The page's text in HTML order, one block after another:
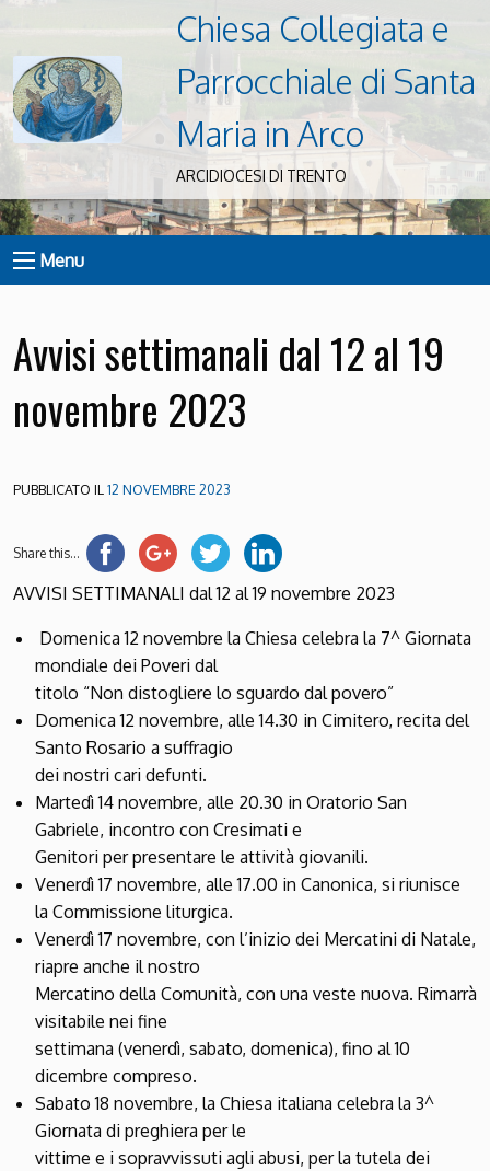
Chiesa Collegiata e
Parrocchiale di Santa
Maria in Arco
ARCIDIOCESI DI TRENTO
Menu
Avvisi settimanali dal 12 al 19
novembre 2023
PUBBLICATO IL12 NOVEMBRE 2023
Share this...
AVVISI SETTIMANALI dal 12 al 19 novembre 2023
Domenica 12 novembre la Chiesa celebra la 7^ Giornata
mondiale dei Poveri dal
titolo “Non distogliere lo sguardo dal povero”
Domenica 12 novembre, alle 14.30 in Cimitero, recita del
Santo Rosario a suffragio
dei nostri cari defunti.
Martedì 14 novembre, alle 20.30 in Oratorio San
Gabriele, incontro con Cresimati e
Genitori per presentare le attività giovanili.
Venerdì 17 novembre, alle 17.00 in Canonica, si riunisce
la Commissione liturgica.
Venerdì 17 novembre, con l’inizio dei Mercatini di Natale,
riapre anche il nostro
Mercatino della Comunità, con una veste nuova. Rimarrà
visitabile nei fine
settimana (venerdì, sabato, domenica), fino al 10
dicembre compreso.
Sabato 18 novembre, la Chiesa italiana celebra la 3^
Giornata di preghiera per le
vittime e i sopravvissuti agli abusi, per la tutela dei